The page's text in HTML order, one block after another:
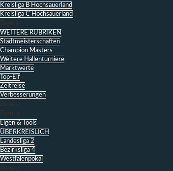
Kreisliga B Hochsauerland
Kreisliga C Hochsauerland
Zurück
WEITERE RUBRIKEN
Stadtmeisterschaften
Champion Masters
Weitere Hallenturniere
Marktwerte
Top-Elf
Zeitreise
Verbesserungen
Zurück
Zurück
Ligen & Tools
ÜBERKREISLICH
Landesliga 2
Bezirksliga 4
Westfalenpokal
Zurück